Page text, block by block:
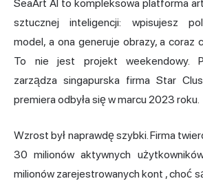
SeaArt AI to kompleksowa platforma
sztucznej inteligencji: wpisujesz
model, a ona generuje obrazy, a coraz
To nie jest projekt weekendowy.
zarządza singapurska firma Star
premiera odbyła się w marcu 2023 roku.
Wzrost był naprawdę szybki. Firma
30 milionów aktywnych
milionów zarejestrowanych kont , choć